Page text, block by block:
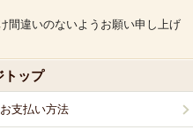
間違いのないようお願い申し上げ
トップ
お支払い方法